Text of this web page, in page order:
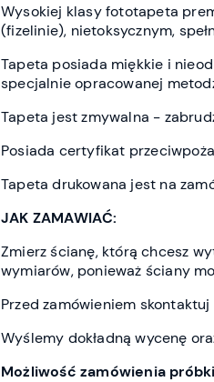
Wysokiej klasy fototapeta
(fizelinie), nietoksycznym,
Tapeta posiada miękkie i
specjalnie opracowanej
Tapeta jest zmywalna -
Posiada certyfikat
Tapeta drukowana jest na
JAK ZAMAWIAĆ:
Zmierz ścianę, którą chcesz
wymiarów, ponieważ ściany
Przed zamówieniem
Wyślemy dokładną wycenę
Możliwość zamówienia